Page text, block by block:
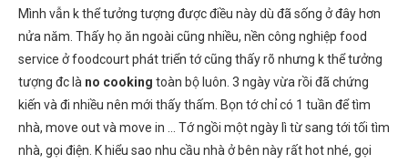
Mình vẫn k thể tưởng tượng được điều này dù đã sống ở đây hơn
nửa năm. Thấy họ ăn ngoài cũng nhiều, nền công nghiệp food
service ở foodcourt phát triển tớ cũng thấy rõ nhưng k thể tưởng
tượng đc là no cooking toàn bộ luôn. 3 ngày vừa rồi đã chứng
kiến và đi nhiều nên mới thấy thấm. Bọn tớ chỉ có 1 tuần để tìm
nhà, move out và move in … Tớ ngồi một ngày lì từ sang tới tối tìm
nhà, gọi điện. K hiểu sao nhu cầu nhà ở bên này rất hot nhé, gọi